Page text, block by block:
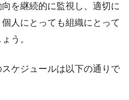
を継続的に監視し、適切に
人にとっても組織にとって
う。
ケジュールは以下の通りで